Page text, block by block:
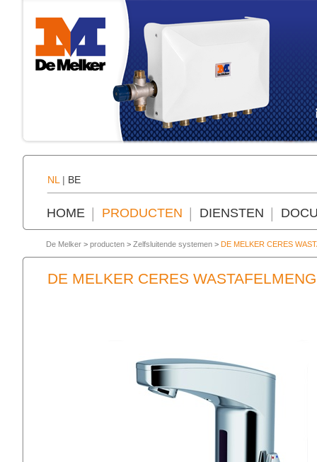
NL | BE
HOME PRODUCTEN DIENSTEN
De Melker > producten > Zelfsluitende systemen > DE MELKER CERES
DE MELKER CERES